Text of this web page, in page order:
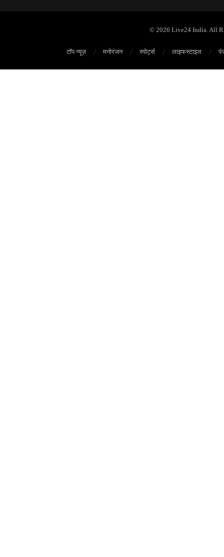
© 2026 Live24 India. All
टॉप न्यूज़ मनोरंजन स्पोर्ट्स लाइफस्टाइल